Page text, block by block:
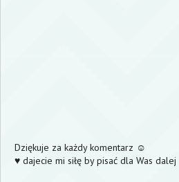
Dziękuje za każdy komentarz ☺
♥ dajecie mi siłę by pisać dla Was dalej